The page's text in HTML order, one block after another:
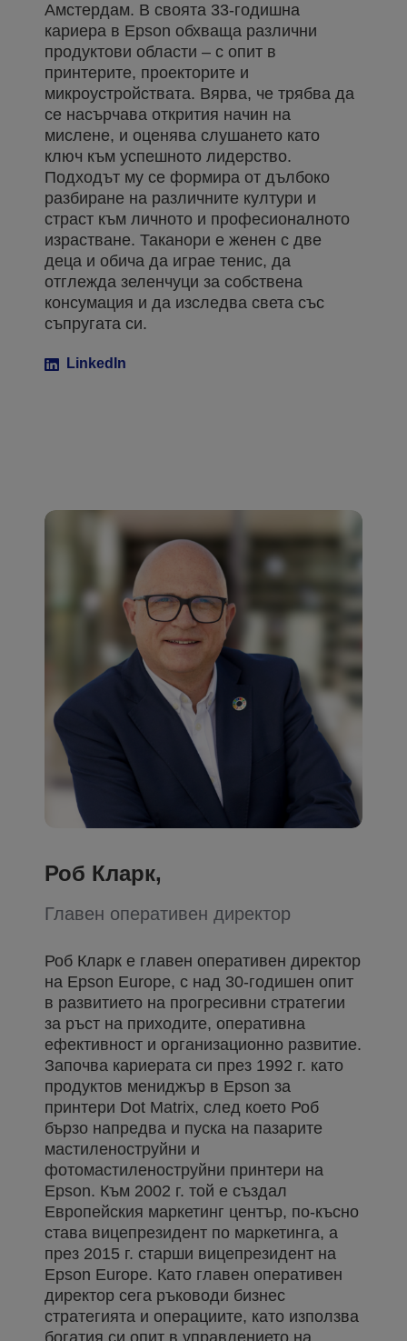
Амстердам. В своята 33-годишна
кариера в Epson обхваща различни
продуктови области – с опит в
принтерите, проекторите и
микроустройствата. Вярва, че трябва да
се насърчава открития начин на
мислене, и оценява слушането като
ключ към успешното лидерство.
Подходът му се формира от дълбоко
разбиране на различните култури и
страст към личното и професионалното
израстване. Таканори е женен с две
деца и обича да играе тенис, да
отглежда зеленчуци за собствена
консумация и да изследва света със
съпругата си.
LinkedIn
Роб Кларк,
Главен оперативен директор
Роб Кларк е главен оперативен директор
на Epson Europe, с над 30-годишен опит
в развитието на прогресивни стратегии
за ръст на приходите, оперативна
ефективност и организационно развитие.
Започва кариерата си през 1992 г. като
продуктов мениджър в Epson за
принтери Dot Matrix, след което Роб
бързо напредва и пуска на пазарите
мастиленоструйни и
фотомастиленоструйни принтери на
Epson. Към 2002 г. той е създал
Европейския маркетинг център, по-късно
става вицепрезидент по маркетинга, а
през 2015 г. старши вицепрезидент на
Epson Europe. Като главен оперативен
директор сега ръководи бизнес
стратегията и операциите, като използва
богатия си опит в управлението на